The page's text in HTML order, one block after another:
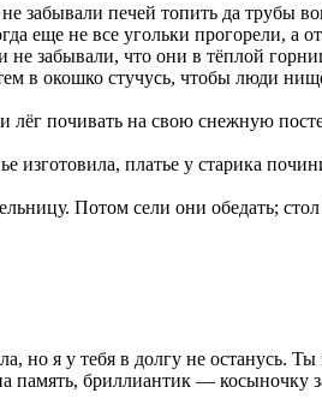
печей топить да трубы
еще не все угольки прогорели, а
забывали, что они в тёплой
в окошко стучусь, чтобы люди
почивать на свою снежную
платье у старика
Потом сели они обедать;
я у тебя в долгу не останусь. Ты
память, бриллиантик — косыночку